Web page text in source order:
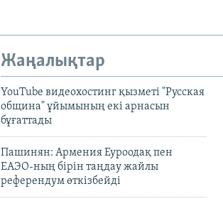
Жаңалықтар
YouTube видеохостинг қызметі "Русская
община" ұйымының екі арнасын
бұғаттады
Пашинян: Армения Еуроодақ пен
ЕАЭО-ның бірін таңдау жайлы
референдум өткізбейді